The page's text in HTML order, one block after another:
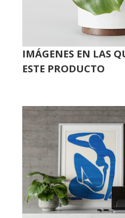
IMÁGENES EN LAS
ESTE PRODUCTO